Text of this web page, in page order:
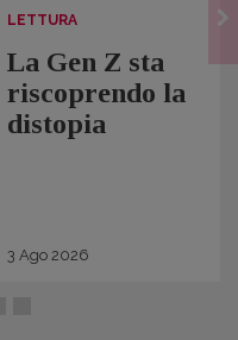
LETTURA
La Gen Z sta
riscoprendo la
distopia
3 Ago 2026